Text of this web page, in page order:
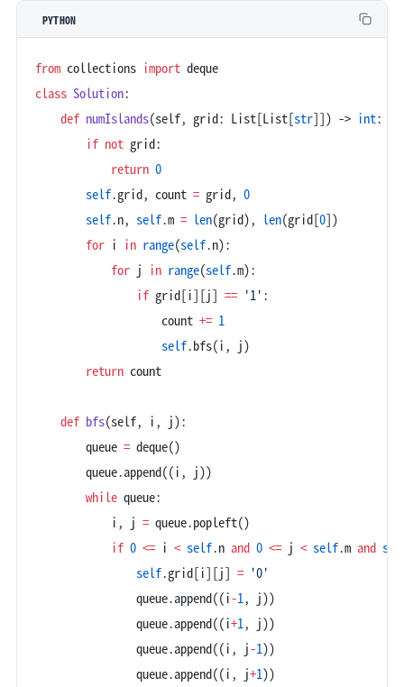
PYTHON
from collections import deque
class Solution:
    def
numIslands(self, grid: List[List[str]]) -> int:
        if
not grid:
            return
0
        self
.grid, count = grid, 0
        self
.n, self.m = len(grid), len(grid[0])
        for
i in range(self.n):
            for
j in range(self.m):
                if
grid[i][j] == '1':
                    count
+= 1
                    self
.bfs(i, j)
        return
count
    def
bfs(self, i, j):
        queue
= deque()
        queue.append((i, j))
        while
queue:
            i, j
= queue.popleft()
            if
0 <= i < self.n and 0 <= j < self.m and
                self
.grid[i][j] = '0'
                queue.append((i
-1, j))
                queue.append((i
+1, j))
                queue.append((i, j
-1))
                queue.append((i, j
+1))